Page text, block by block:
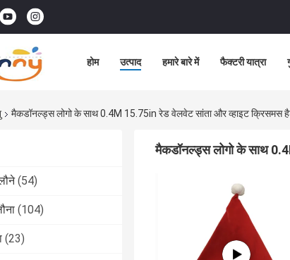
होम उत्पाद हमारे बारे में फैक्टरी यात्रा
मैकडॉनल्ड्स लोगो के साथ 0.4M 15.75in रेड वेलवेट सांता और व्हाइट क्रिसमस
(54)
(104)
(23)
मैकडॉनल्ड्स लोगो के साथ